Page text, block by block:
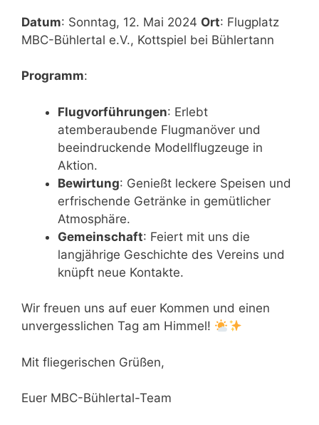
Datum: Sonntag, 12. Mai 2024 Ort: Flugplatz
MBC-Bühlertal e.V., Kottspiel bei Bühlertann
Programm:
Flugvorführungen: Erlebt
atemberaubende Flugmanöver und
beeindruckende Modellflugzeuge in
Aktion.
Bewirtung: Genießt leckere Speisen und
erfrischende Getränke in gemütlicher
Atmosphäre.
Gemeinschaft: Feiert mit uns die
langjährige Geschichte des Vereins und
knüpft neue Kontakte.
Wir freuen uns auf euer Kommen und einen
unvergesslichen Tag am Himmel!
Mit fliegerischen Grüßen,
Euer MBC-Bühlertal-Team